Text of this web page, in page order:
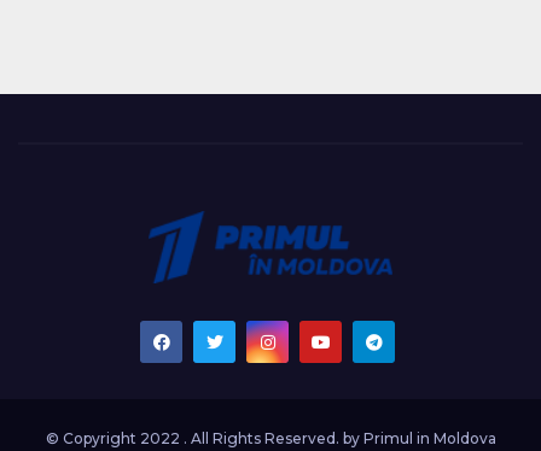
© Copyright 2022 . All Rights Reserved. by Primul in Moldova